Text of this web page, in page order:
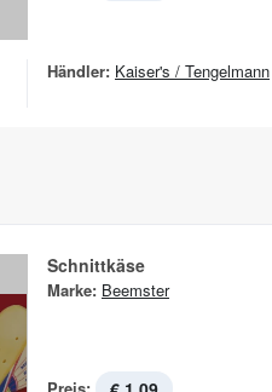
Händler: Kaiser's / Tengelmann
Schnittkäse
Marke: Beemster